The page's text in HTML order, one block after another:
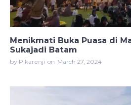
Menikmati Buka Puasa di
Sukajadi Batam
by Pikarenji on March 27, 2024